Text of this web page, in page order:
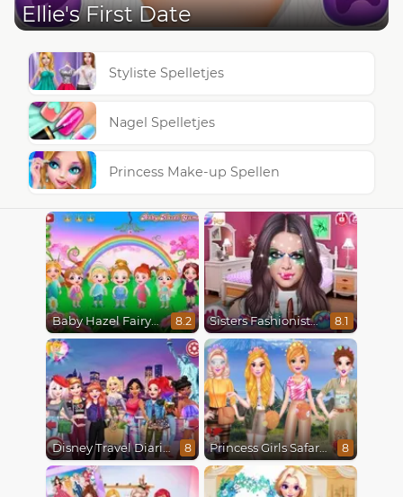
Ellie's First Date
Styliste Spelletjes
Nagel Spelletjes
Princess Make-up Spellen
Baby Hazel Fairyland Ballet 8.2 Sisters Fashionista Makeup 8.1
Disney Travel Diaries: City Break 8 Princess Girls Safari Trip 8